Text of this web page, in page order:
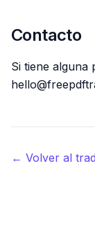
Contacto
Si tiene alguna
← Volver al